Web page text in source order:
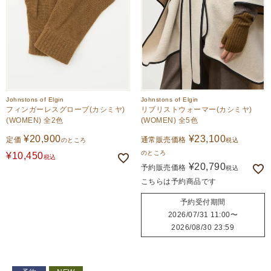
Johnstons of Elgin
フィンガーレスグローブ(カシミヤ)
(WOMEN) 全2色
定価 ¥20,900のところ
¥10,450税込
Johnstons of Elgin
リブリストウォーマー(カシミヤ)
(WOMEN) 全5色
通常販売価格 ¥23,100税込
のところ
予約販売価格 ¥20,790税込
こちらは予約商品です
予約受付期間
2026/07/31 11:00〜
2026/08/30 23:59